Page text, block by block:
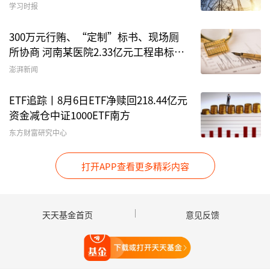
汇添富中证能源ETF(-3.18%)。详情见下表:
3、股票型ETF流动性
22.9%，日均成交量增加51.7%，换手率增加
学习时报
300万元行贿、“定制”标书、现场厕
所协商 河南某医院2.33亿元工程串标案
细节披露
澎湃新闻
ETF追踪丨8月6日ETF净赎回218.44亿元
资金减仓中证1000ETF南方
东方财富研究中心
打开APP查看更多精彩内容
天天基金首页 意见反馈
打开天天基金